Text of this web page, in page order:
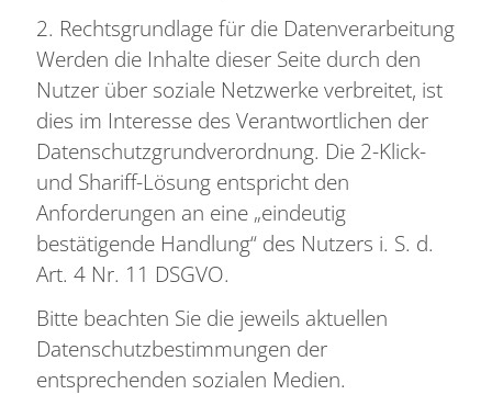
2. Rechtsgrundlage für die Datenverarbeitung
Werden die Inhalte dieser Seite durch den
Nutzer über soziale Netzwerke verbreitet, ist
dies im Interesse des Verantwortlichen der
Datenschutzgrundverordnung. Die 2-Klick-
und Shariff-Lösung entspricht den
Anforderungen an eine „eindeutig
bestätigende Handlung“ des Nutzers i. S. d.
Art. 4 Nr. 11 DSGVO.
Bitte beachten Sie die jeweils aktuellen
Datenschutzbestimmungen der
entsprechenden sozialen Medien.